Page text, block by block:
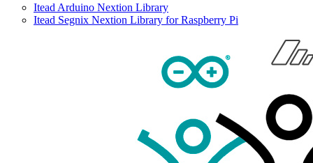
Itead Arduino Nextion Library
Itead Segnix Nextion Library for Raspberry Pi